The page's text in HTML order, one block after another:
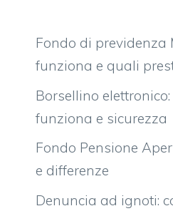
Fondo di previdenza
funziona e quali
Borsellino elettronico:
funziona e sicurezza
Fondo Pensione
e differenze
Denuncia ad ignoti: